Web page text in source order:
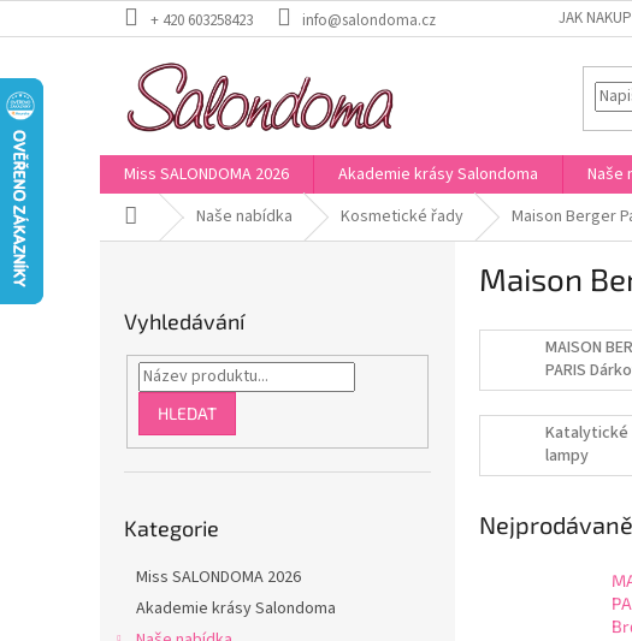
na
+ 420 603258423 info@salondoma.cz JAK
Miss SALONDOMA 2026 Akademie krásy Salondoma Naše
Domů Naše nabídka Kosmetické řady Maison Berger
Vyhledávání
HLEDAT
kategorie
Kategorie
Miss SALONDOMA 2026
Akademie krásy Salondoma
Maison
MAISON
PARIS
sady
Katalytické
lampy